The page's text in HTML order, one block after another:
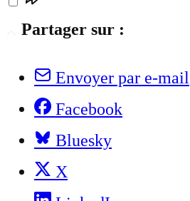
Partager sur :
Envoyer par e-mail
Facebook
Bluesky
X